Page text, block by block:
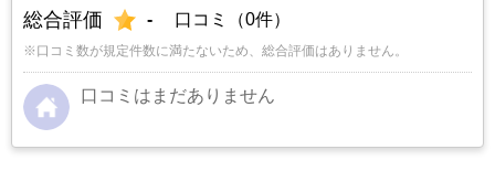
総合評価 - 口コミ（0件）
※口コミ数が規定件数に満たないため、総合評価はありません。
口コミはまだありません